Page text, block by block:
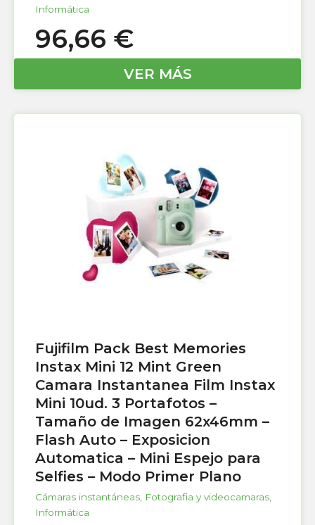
Informática
96,66 €
VER MÁS
Fujifilm Pack Best Memories
Instax Mini 12 Mint Green
Camara Instantanea Film Instax
Mini 10ud. 3 Portafotos –
Tamaño de Imagen 62x46mm –
Flash Auto – Exposicion
Automatica – Mini Espejo para
Selfies – Modo Primer Plano
Cámaras instantáneas Fotografia y videocamaras
Informática